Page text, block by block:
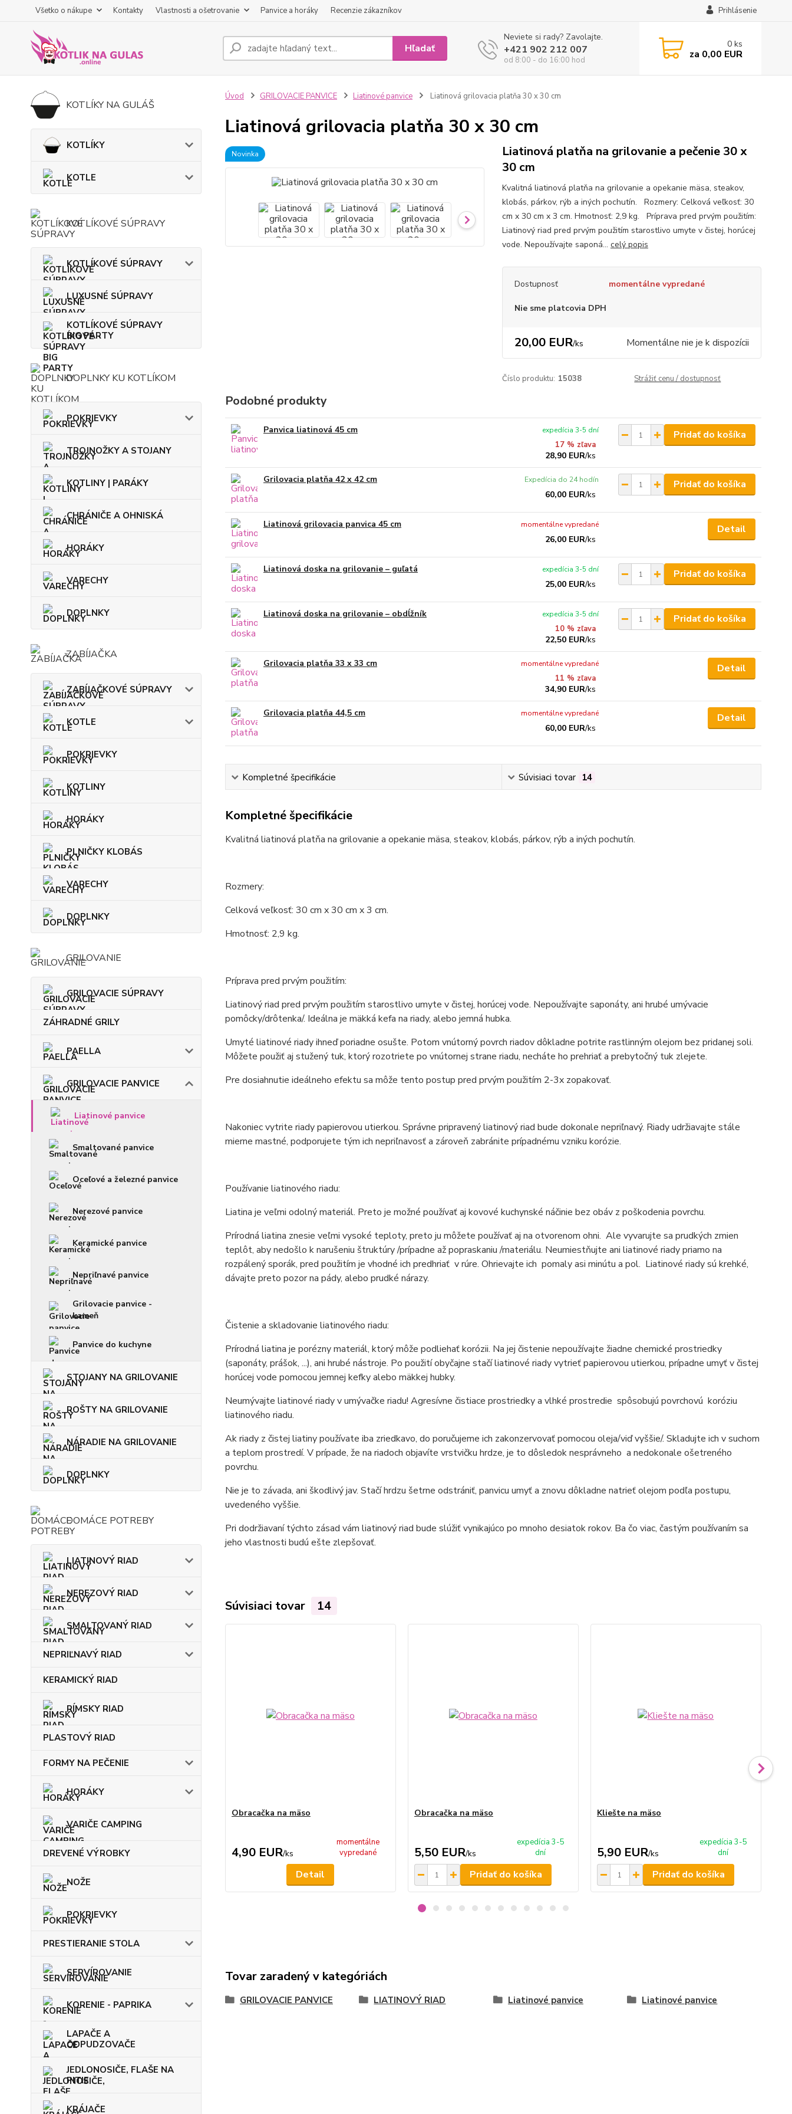
Všetko o nákupe Kontakty Vlastnosti a ošetrovanie Panvice a horáky Recenzie zákazníkov Prihlásenie
Hľadať
Neviete si rady? Zavolajte.
+421 902 212 007
od 8:00 - do 16:00 hod
0 ks
za 0,00 EUR
KOTLÍKY NA GULÁŠ
KOTLÍKY
KOTLE
KOTLÍKOVÉ SÚPRAVY
KOTLÍKOVÉ SÚPRAVY
LUXUSNÉ SÚPRAVY
KOTLÍKOVÉ SÚPRAVY
BIG PARTY
DOPLNKY KU KOTLÍKOM
POKRIEVKY
TROJNOŽKY A STOJANY
KOTLINY | PARÁKY
CHRÁNIČE A OHNISKÁ
HORÁKY
VARECHY
DOPLNKY
ZABÍJAČKA
ZABÍJAČKOVÉ SÚPRAVY
KOTLE
POKRIEVKY
KOTLINY
HORÁKY
PLNIČKY KLOBÁS
VARECHY
DOPLNKY
GRILOVANIE
GRILOVACIE SÚPRAVY
ZÁHRADNÉ GRILY
PAELLA
GRILOVACIE PANVICE
Liatinové panvice
Smaltované panvice
Oceľové a železné panvice
Nerezové panvice
Keramické panvice
Nepriľnavé panvice
Grilovacie panvice -
kameň
Panvice do kuchyne
STOJANY NA GRILOVANIE
ROŠTY NA GRILOVANIE
NÁRADIE NA GRILOVANIE
DOPLNKY
DOMÁCE POTREBY
LIATINOVÝ RIAD
NEREZOVÝ RIAD
SMALTOVANÝ RIAD
NEPRIĽNAVÝ RIAD
KERAMICKÝ RIAD
RÍMSKY RIAD
PLASTOVÝ RIAD
FORMY NA PEČENIE
HORÁKY
VARIČE CAMPING
DREVENÉ VÝROBKY
NOŽE
POKRIEVKY
PRESTIERANIE STOLA
SERVÍROVANIE
KORENIE - PAPRIKA
LAPAČE A
ODPUDZOVAČE
JEDLONOSIČE, FLAŠE NA
PITIE
KRÁJAČE
Úvod GRILOVACIE PANVICE Liatinové panvice Liatinová grilovacia platňa 30 x 30 cm
Liatinová grilovacia platňa 30 x 30 cm
Novinka
Liatinová platňa na grilovanie a pečenie 30 x
30 cm
Kvalitná liatinová platňa na grilovanie a opekanie mäsa, steakov,
klobás, párkov, rýb a iných pochutín. Rozmery: Celková veľkosť: 30
cm x 30 cm x 3 cm. Hmotnosť: 2,9 kg. Príprava pred prvým použitím:
Liatinový riad pred prvým použitím starostlivo umyte v čistej, horúcej
vode. Nepoužívajte saponá... celý popis
Dostupnosť momentálne vypredané
Nie sme platcovia DPH
20,00 EUR/ks Momentálne nie je k dispozícii
Číslo produktu: 15038 Strážiť cenu / dostupnosť
Podobné produkty
Panvica liatinová 45 cm
17 % zľava
28,90 EUR/ks
expedícia 3-5 dní Pridať do košíka
Grilovacia platňa 42 x 42 cm
60,00 EUR/ks
Expedícia do 24 hodín Pridať do košíka
Liatinová grilovacia panvica 45 cm
26,00 EUR/ks
momentálne vypredané Detail
Liatinová doska na grilovanie – guľatá
25,00 EUR/ks
expedícia 3-5 dní Pridať do košíka
Liatinová doska na grilovanie – obdĺžník
10 % zľava
22,50 EUR/ks
expedícia 3-5 dní Pridať do košíka
Grilovacia platňa 33 x 33 cm
11 % zľava
34,90 EUR/ks
momentálne vypredané Detail
Grilovacia platňa 44,5 cm
60,00 EUR/ks
momentálne vypredané Detail
Kompletné špecifikácie Súvisiaci tovar 14
Kompletné špecifikácie
Kvalitná liatinová platňa na grilovanie a opekanie mäsa, steakov, klobás, párkov, rýb a iných pochutín.
Rozmery:
Celková veľkosť: 30 cm x 30 cm x 3 cm.
Hmotnosť: 2,9 kg.
Príprava pred prvým použitím:
Liatinový riad pred prvým použitím starostlivo umyte v čistej, horúcej vode. Nepoužívajte saponáty, ani hrubé umývacie
pomôcky/drôtenka/. Ideálna je mäkká kefa na riady, alebo jemná hubka.
Umyté liatinové riady ihneď poriadne osušte. Potom vnútorný povrch riadov dôkladne potrite rastlinným olejom bez pridanej soli.
Môžete použiť aj stužený tuk, ktorý rozotriete po vnútornej strane riadu, necháte ho prehriať a prebytočný tuk zlejete.
Pre dosiahnutie ideálneho efektu sa môže tento postup pred prvým použitím 2-3x zopakovať.
Nakoniec vytrite riady papierovou utierkou. Správne pripravený liatinový riad bude dokonale nepriľnavý. Riady udržiavajte stále
mierne mastné, podporujete tým ich nepriľnavosť a zároveň zabránite prípadnému vzniku korózie.
Používanie liatinového riadu:
Liatina je veľmi odolný materiál. Preto je možné používať aj kovové kuchynské náčinie bez obáv z poškodenia povrchu.
Prírodná liatina znesie veľmi vysoké teploty, preto ju môžete používať aj na otvorenom ohni. Ale vyvarujte sa prudkých zmien
teplôt, aby nedošlo k narušeniu štruktúry /prípadne až popraskaniu /materiálu. Neumiestňujte ani liatinové riady priamo na
rozpálený sporák, pred použitím je vhodné ich predhriať v rúre. Ohrievajte ich pomaly asi minútu a pol. Liatinové riady sú krehké,
dávajte preto pozor na pády, alebo prudké nárazy.
Čistenie a skladovanie liatinového riadu:
Prírodná liatina je porézny materiál, ktorý môže podliehať korózii. Na jej čistenie nepoužívajte žiadne chemické prostriedky
(saponáty, prášok, ...), ani hrubé nástroje. Po použití obyčajne stačí liatinové riady vytrieť papierovou utierkou, prípadne umyť v čistej
horúcej vode pomocou jemnej kefky alebo mäkkej hubky.
Neumývajte liatinové riady v umývačke riadu! Agresívne čistiace prostriedky a vlhké prostredie spôsobujú povrchovú koróziu
liatinového riadu.
Ak riady z čistej liatiny používate iba zriedkavo, do poručujeme ich zakonzervovať pomocou oleja/viď vyššie/. Skladujte ich v suchom
a teplom prostredí. V prípade, že na riadoch objavíte vrstvičku hrdze, je to dôsledok nesprávneho a nedokonale ošetreného
povrchu.
Nie je to závada, ani škodlivý jav. Stačí hrdzu šetrne odstrániť, panvicu umyť a znovu dôkladne natrieť olejom podľa postupu,
uvedeného vyššie.
Pri dodržiavaní týchto zásad vám liatinový riad bude slúžiť vynikajúco po mnoho desiatok rokov. Ba čo viac, častým používaním sa
jeho vlastnosti budú ešte zlepšovať.
Súvisiaci tovar 14
Obracačka na mäso
4,90 EUR/ks
momentálne
vypredané
Detail
Obracačka na mäso
5,50 EUR/ks
expedícia 3-5
dní
Pridať do košíka
Kliešte na mäso
5,90 EUR/ks
expedícia 3-5
dní
Pridať do košíka
Tovar zaradený v kategóriách
GRILOVACIE PANVICE LIATINOVÝ RIAD Liatinové panvice Liatinové panvice